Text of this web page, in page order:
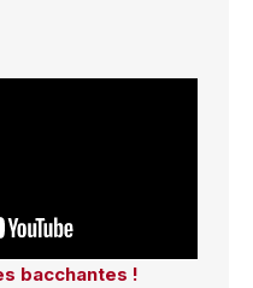
bacchantes !